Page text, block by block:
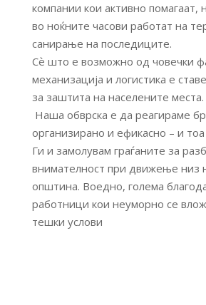
компании кои активно помагаат,
во ноќните часови работат на
санирање на последиците.
Сѐ што е возможно од човечки
механизација и логистика е
за заштита на населените места.
Наша обврска е да реагираме
организирано и ефикасно – и
Ги и замолувам граѓаните за
внимателност при движење низ
општина. Воедно, голема
работници кои неуморно се
тешки услови